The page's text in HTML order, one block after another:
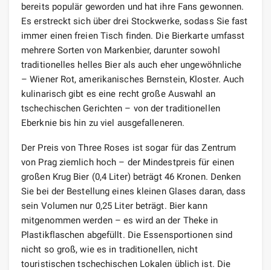
bereits populär geworden und hat ihre Fans gewonnen.
Es erstreckt sich über drei Stockwerke, sodass Sie fast
immer einen freien Tisch finden. Die Bierkarte umfasst
mehrere Sorten von Markenbier, darunter sowohl
traditionelles helles Bier als auch eher ungewöhnliche
– Wiener Rot, amerikanisches Bernstein, Kloster. Auch
kulinarisch gibt es eine recht große Auswahl an
tschechischen Gerichten – von der traditionellen
Eberknie bis hin zu viel ausgefalleneren.
Der Preis von Three Roses ist sogar für das Zentrum
von Prag ziemlich hoch – der Mindestpreis für einen
großen Krug Bier (0,4 Liter) beträgt 46 Kronen. Denken
Sie bei der Bestellung eines kleinen Glases daran, dass
sein Volumen nur 0,25 Liter beträgt. Bier kann
mitgenommen werden – es wird an der Theke in
Plastikflaschen abgefüllt. Die Essensportionen sind
nicht so groß, wie es in traditionellen, nicht
touristischen tschechischen Lokalen üblich ist. Die